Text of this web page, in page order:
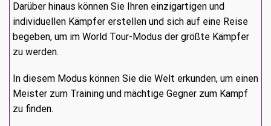
Darüber hinaus können Sie Ihren einzigartigen und
individuellen Kämpfer erstellen und sich auf eine Reise
begeben, um im World Tour-Modus der größte Kämpfer
zu werden.
In diesem Modus können Sie die Welt erkunden, um einen
Meister zum Training und mächtige Gegner zum Kampf
zu finden.